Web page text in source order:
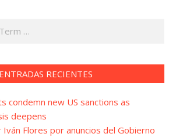
ENTRADAS RECIENTES
condemn new US sanctions as
deepens
Iván Flores por anuncios del Gobierno